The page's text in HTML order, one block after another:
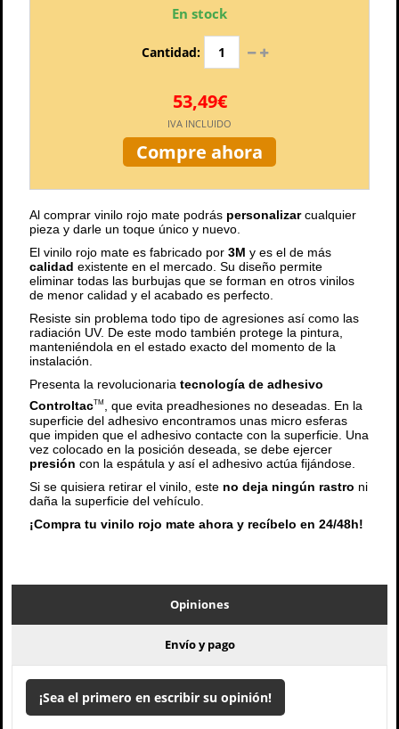
En stock
Cantidad:
53,49€
IVA INCLUIDO
Compre ahora
Al comprar vinilo rojo mate podrás personalizarcualquier
pieza y darle un toque único y nuevo.
El vinilo rojo mate es fabricado por 3M y es el de más
calidad existente en el mercado. Su diseño permite
eliminar todas las burbujas que se forman en otros vinilos
de menor calidad y el acabado es perfecto.
Resiste sin problema todo tipo de agresiones así como las
radiación UV. De este modo también protege la pintura,
manteniéndola en el estado exacto del momento de la
instalación.
Presenta la revolucionaria tecnología de adhesivo
ControltacTM
, que evita preadhesiones no deseadas. En la
superficie del adhesivo encontramos unas micro esferas
que impiden que el adhesivo contacte con la superficie. Una
vez colocado en la posición deseada, se debe ejercer
presión con la espátula y así el adhesivo actúa fijándose.
Si se quisiera retirar el vinilo, este no deja ningún rastro ni
daña la superficie del vehículo.
¡Compra tu vinilo rojo mate ahora y recíbelo en 24/48h!
Opiniones
Envío y pago
¡Sea el primero en escribir su opinión!